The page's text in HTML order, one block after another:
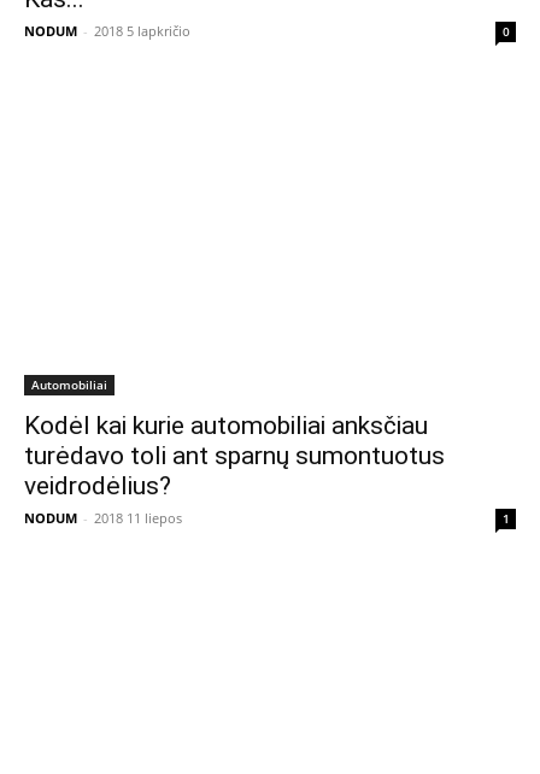
NODUM - 2018 5 lapkričio 0
Automobiliai
Kodėl kai kurie automobiliai anksčiau
turėdavo toli ant sparnų sumontuotus
veidrodėlius?
NODUM - 2018 11 liepos 1